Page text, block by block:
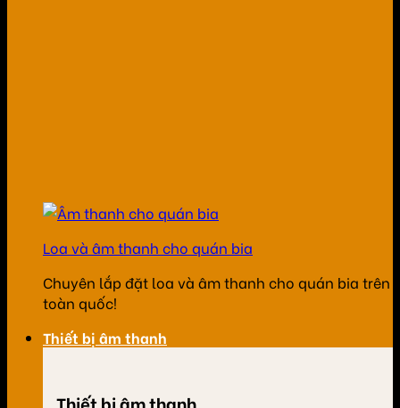
Loa và âm thanh cho quán bia
Chuyên lắp đặt loa và âm thanh cho quán bia trên
toàn quốc!
Thiết bị âm thanh
Thiết bị âm thanh